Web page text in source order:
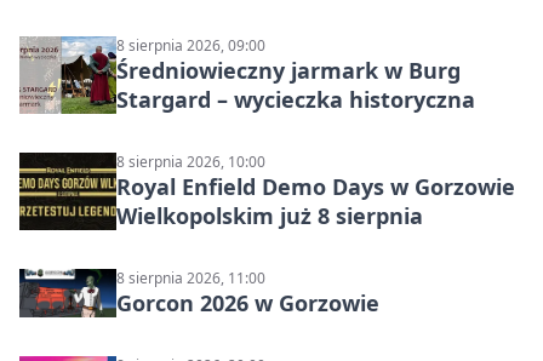
8 sierpnia 2026, 09:00
Średniowieczny jarmark w Burg
Stargard – wycieczka historyczna
8 sierpnia 2026, 10:00
Royal Enfield Demo Days w Gorzowie
Wielkopolskim już 8 sierpnia
8 sierpnia 2026, 11:00
Gorcon 2026 w Gorzowie